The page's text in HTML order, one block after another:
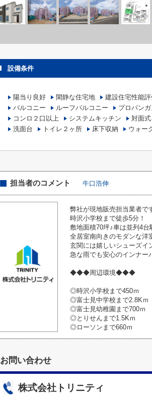
設備条件
陽当り良好 閑静な住宅地 建設住宅性能
バルコニー
ルーフバルコニー プロパンガ
コンロ２口以上
システムキッチン 対面
洗面台
トイレ２ヶ所 床下収納 ウォー
担当者のコメント 牛口浩伸
弊社が現地販売担当業者で
時沢小学校まで徒歩5分！
敷地面積70坪♪車は並列4台
全居室南向きのモダンな洋
玄関には嬉しいシューズイ
急な雨でも安心のインナー
◆◆◆周辺環境◆◆◆
◎時沢小学校まで450ｍ
◎富士見中学校まで2.8Kｍ
◎富士見幼稚園まで700ｍ
◎とりせんまで1.5Kｍ
◎ローソンまで660ｍ
お問い合わせ
株式会社トリニティ